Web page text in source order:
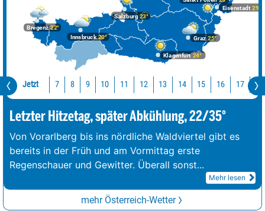
Bregenz22°
Graz25°
Innsbruck20°
Klagenfurt 24°
Salzburg23°
Eisenstadt 29°
Jetzt 7 8 9 10 11 12 13 14 15 16 17 18
Letzter Hitzetag, später Abkühlung, 22/35°
Von Vorarlberg bis ins nördliche Waldviertel gibt es
bereits in der Früh und am Vormittag erste
Regenschauer und Gewitter. Überall sonst...
Mehr lesen
mehr Österreich-Wetter